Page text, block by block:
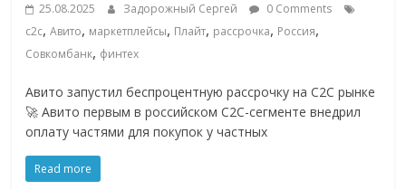
25.08.2025 Задорожный Сергей
0 Comments
c2c,Авито, маркетплейсы, Плайт, рассрочка, Россия,
Совкомбанк, финтех
Авито запустил беспроцентную рассрочку на C2C рынке
🚀 Авито первым в российском C2C-сегменте внедрил
оплату частями для покупок у частных
Read more